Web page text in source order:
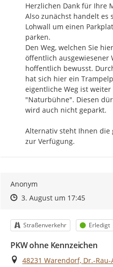
Herzlichen Dank für Ihre
Also zunächst handelt es
Lohwall um einen
parken.
Den Weg, welchen Sie
öffentlich ausgewiesener
hoffentlich bewusst.
hat sich hier ein
eigentliche Weg ist
"Naturbühne". Diesen
wird auch nicht geparkt.
Alternativ steht Ihnen die
zur Verfügung.
Anonym
Zeitpunkt des Erstellens
Zeitpunkt des Erstellens
3. August um 17:45Zur
Kategorie
Straßenverkehr Status
Erledigt
PKW ohne Kennzeichen
Ort
48231 Warendorf, Dr.-Rau-